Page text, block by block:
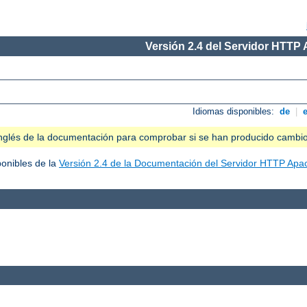
Versión 2.4 del Servidor HTTP
Idiomas disponibles: de
de la documentación para comprobar si se han producido
de la Versión 2.4 de la Documentación del Servidor HTTP